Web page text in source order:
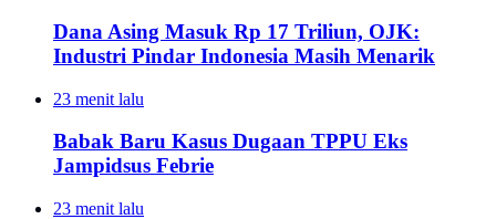
Dana Asing Masuk Rp 17 Triliun, OJK:
Industri Pindar Indonesia Masih Menarik
23 menit lalu
Babak Baru Kasus Dugaan TPPU Eks
Jampidsus Febrie
23 menit lalu